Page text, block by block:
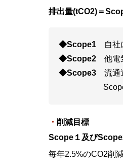
排出量(tCO2)＝
◆Scope1
自社
◆Scope2
他電
◆Scope3
流通
削減目標
Scope１及び
毎年2.5%のCO2削